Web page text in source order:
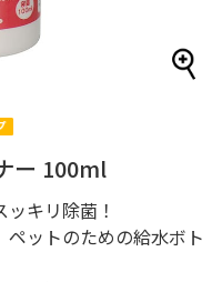
ー 100ml
キリ除菌！
ットのための給水ボト